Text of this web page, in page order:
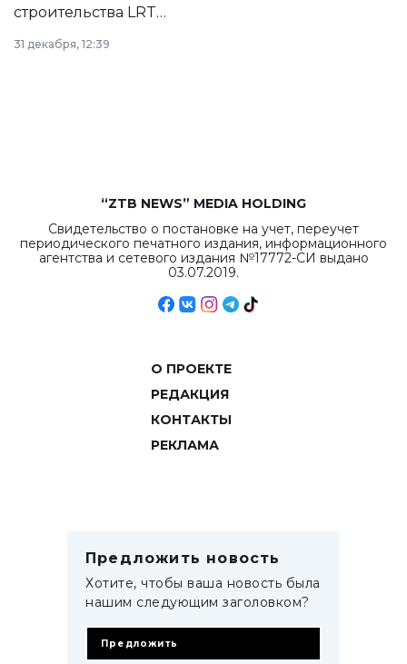
строительства LRT
в Астане из
республиканского
31 декабря, 12:39
“ZTB NEWS” MEDIA HOLDING
Свидетельство о постановке на учет, переучет
периодического печатного издания, информационного
агентства и сетевого издания №17772-СИ выдано
03.07.2019.
О ПРОЕКТЕ
РЕДАКЦИЯ
КОНТАКТЫ
РЕКЛАМА
Предложить новость
Хотите, чтобы ваша новость была
нашим следующим заголовком?
Предложить